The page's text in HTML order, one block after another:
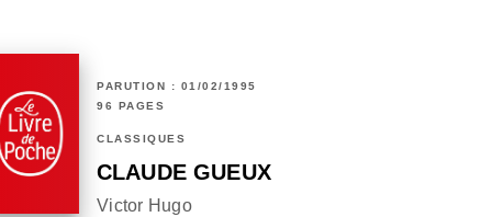
PARUTION : 01/02/1995
96 PAGES
CLASSIQUES
CLAUDE GUEUX
Victor Hugo